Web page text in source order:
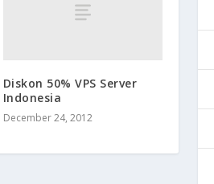
Diskon 50% VPS Server
Indonesia
December 24, 2012